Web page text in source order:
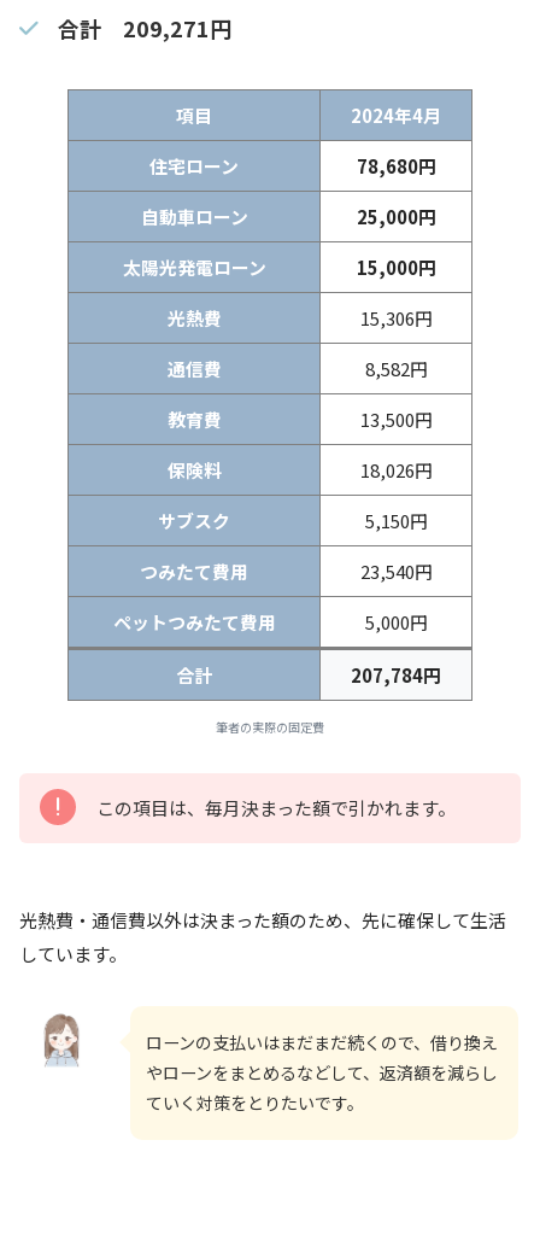
合計 209,271円
項目
2024年4月
住宅ローン
78,680円
自動車ローン
25,000円
太陽光発電ローン
15,000円
光熱費
15,306円
通信費
8,582円
教育費
13,500円
保険料
18,026円
サブスク
5,150円
つみたて費用
23,540円
ペットつみたて費用
5,000円
合計 207,784円
筆者の実際の固定費
この項目は、毎月決まった額で引かれます。
光熱費・通信費以外は決まった額のため、先に確保して生活
しています。
ローンの支払いはまだまだ続くので、借り換え
やローンをまとめるなどして、返済額を減らし
ていく対策をとりたいです。